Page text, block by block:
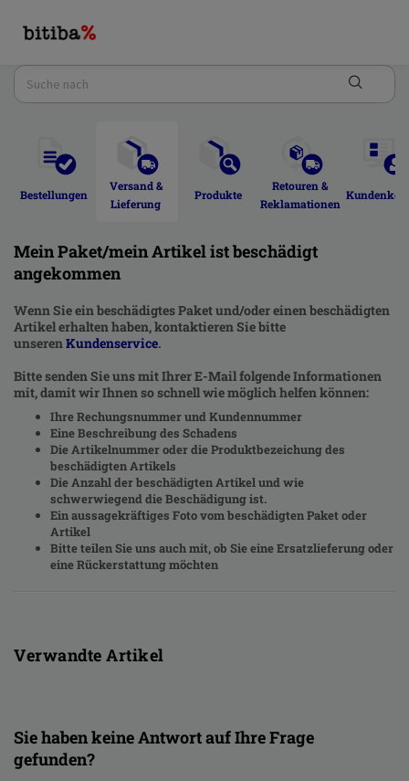
Bestellungen
Versand &
Lieferung
Produkte
Retouren &
Reklamationen
Mein Paket/mein Artikel ist beschädigt
angekommen
Wenn Sie ein beschädigtes Paket und/oder einen beschädigten
Artikel erhalten haben, kontaktieren Sie bitte
unserenKundenservice.
Bitte senden Sie uns mit Ihrer E-Mail folgende Informationen
mit, damit wir Ihnen so schnell wie möglich helfen können:
Ihre Rechungsnummer und Kundennummer
Eine Beschreibung des Schadens
Die Artikelnummer oder die Produktbezeichung des
beschädigten Artikels
Die Anzahl der beschädigten Artikel und wie
schwerwiegend die Beschädigung ist.
Ein aussagekräftiges Foto vom beschädigten Paket oder
Artikel
Bitte teilen Sie uns auch mit, ob Sie eine Ersatzlieferung oder
eine Rückerstattung möchten
Verwandte Artikel
Sie haben keine Antwort auf Ihre Frage
gefunden?